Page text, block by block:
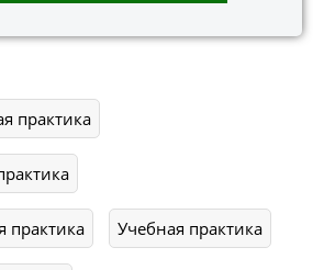
практика
практика Учебная практика